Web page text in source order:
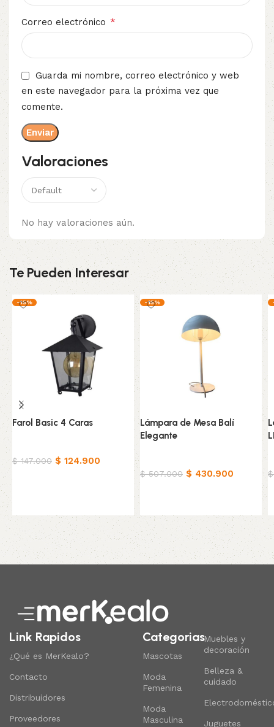
Valoraciones
No hay valoraciones aún.
Correo electrónico *
Guarda mi nombre, correo electrónico y web
en este navegador para la próxima vez que
comente.
Te Pueden Interesar
-15%
Farol Basic 4 Caras
$147.000 $ 124.900
-15%
Lámpara de Mesa Balí
Elegante
$507.000 $ 430.900 $
Read More
Link Rapidos
¿Qué es MerKealo?
Contacto
Distribuidores
Proveedores
Categorias
Mascotas
Moda
Femenina
Moda
Masculina
Muebles y
decoración
Belleza &
cuidado
Juguetes